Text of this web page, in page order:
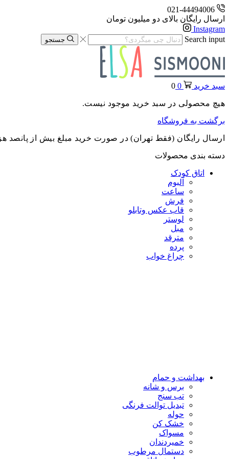
021-44494006
ارسال رایگان بالای دو میلیون تومان
Instagram
Search input
جستجو
سبد خرید 0
0
هیچ محصولی در سبد خرید موجود نیست.
برگشت به فروشگاه
ارسال رایگان (فقط تهران) در صورت خرید مبلغ بیش از پانصد
دسته بندی محصولات
اتاق کودک
آلبوم
ساعت
فرش
قاب عکس وتابلو
لوستر
مبل
مترقد
پرده
چراغ خواب
بهداشت و حمام
برس و شانه
تب سنج
تبدیل توالت فرنگی
حوله
خشک کن
مسواک
خمیردندان
دستمال مرطوب